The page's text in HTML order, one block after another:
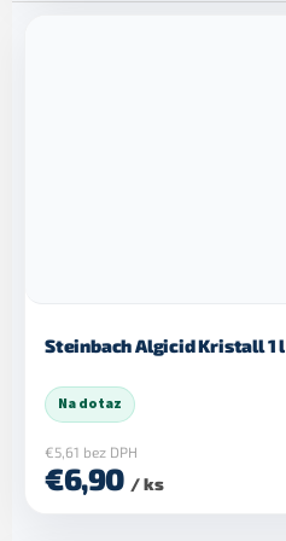
Steinbach Algicid Kristall 1 l
Na dotaz
€5,61 bez DPH
€6,90 / ks